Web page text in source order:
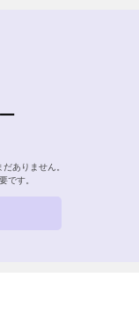
ありません。
です。